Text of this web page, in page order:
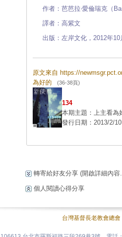
作者：芭芭拉‧愛倫瑞克（
譯者：高紫文
出版：左岸文化，2012年10
原文來自 https://
為好的 (36-38頁)
134
本期主題：上主看為
發行日期：2013/2/10
轉寄給好友分享 (開啟詳細內容
個人閱讀心得分享
台灣基督長老教會總會